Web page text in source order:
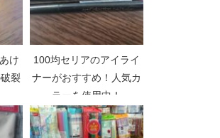
け
裂
100均セリアのアイライ
ナーがおすすめ！人気カ
ラーを使用中！